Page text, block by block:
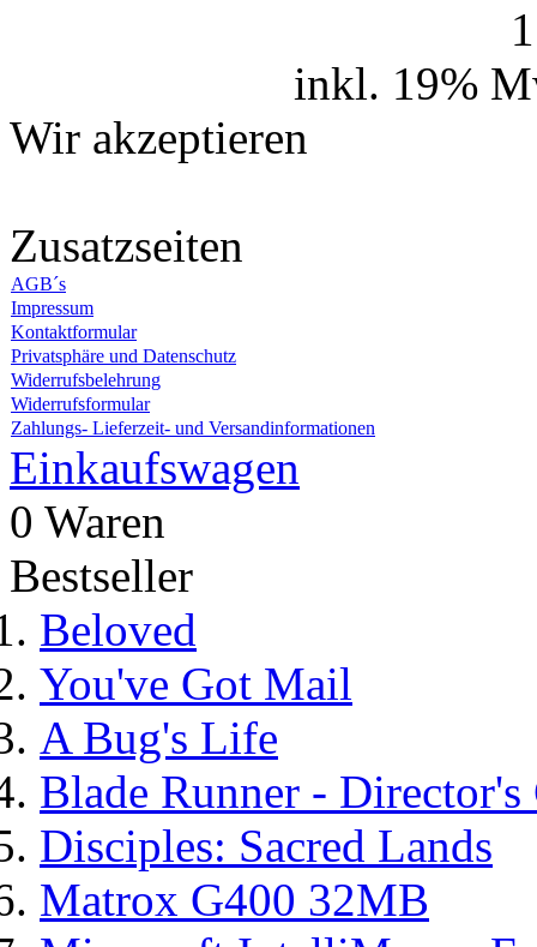
inkl. 19%
Wir akzeptieren
Zusatzseiten
AGB´s
Impressum
Kontaktformular
Privatsphäre und Datenschutz
Widerrufsbelehrung
Widerrufsformular
Zahlungs- Lieferzeit- und Versandinformationen
Einkaufswagen
0 Waren
Bestseller
Beloved
You've Got Mail
A Bug's Life
Blade Runner - Director's
Disciples: Sacred Lands
Matrox G400 32MB